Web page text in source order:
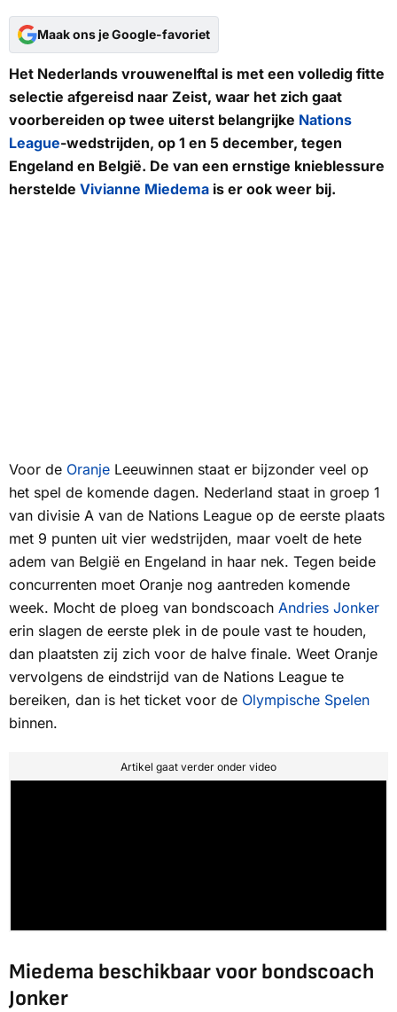
Maak ons je Google-favoriet
Het Nederlands vrouwenelftal is met een volledig fitte
selectie afgereisd naar Zeist, waar het zich gaat
voorbereiden op twee uiterst belangrijke Nations
League-wedstrijden, op 1 en 5 december, tegen
Engeland en België. De van een ernstige knieblessure
herstelde Vivianne Miedema is er ook weer bij.
Voor de Oranje Leeuwinnen staat er bijzonder veel op
het spel de komende dagen. Nederland staat in groep 1
van divisie A van de Nations League op de eerste plaats
met 9 punten uit vier wedstrijden, maar voelt de hete
adem van België en Engeland in haar nek. Tegen beide
concurrenten moet Oranje nog aantreden komende
week. Mocht de ploeg van bondscoach Andries Jonker
erin slagen de eerste plek in de poule vast te houden,
dan plaatsten zij zich voor de halve finale. Weet Oranje
vervolgens de eindstrijd van de Nations League te
bereiken, dan is het ticket voor de Olympische Spelen
binnen.
Artikel gaat verder onder video
Miedema beschikbaar voor bondscoach
Jonker